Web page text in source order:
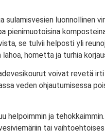
sulamisvesien luonnollinen
pienimuotoisina
se tulvii helposti yli
hometta ja turhia
voivat revetä irti
veden ohjautumisessa
ja
tai